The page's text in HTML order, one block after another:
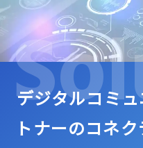
デジタルコミ
トナーのコネク